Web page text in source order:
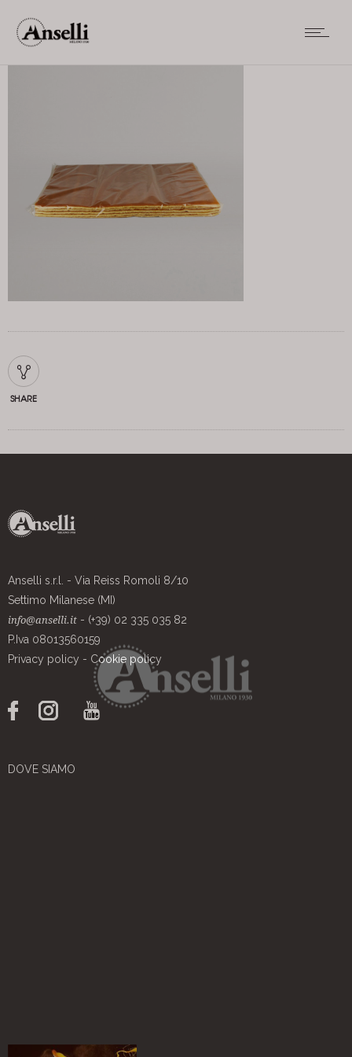
SHARE
Anselli s.r.l. - Via Reiss Romoli 8/10
Settimo Milanese (MI)
info@anselli.it - (+39) 02 335 035 82
P.Iva 08013560159
Privacy policy - Cookie policy
DOVE SIAMO